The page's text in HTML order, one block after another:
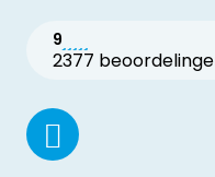
9
2377